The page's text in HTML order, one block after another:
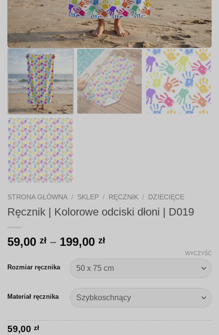
STRONA GŁÓWNA / SKLEP / RĘCZNIK / DZIECIĘCE
Ręcznik | Kolorowe odciski dłoni | D019
59,00 zł – 199,00 złZakres
od
59,00 zł
do
199,00 zł
Rozmiar ręcznika
Materiał ręcznika
WYCZYŚĆ
59,00 zł